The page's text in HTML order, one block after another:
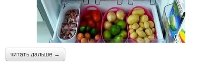
читать дальше →